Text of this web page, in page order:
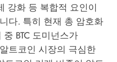
강화 등 복합적 요인이
다. 특히 현재 총 암호화
BTC 도미넌스가
트코인 시장의 극심한